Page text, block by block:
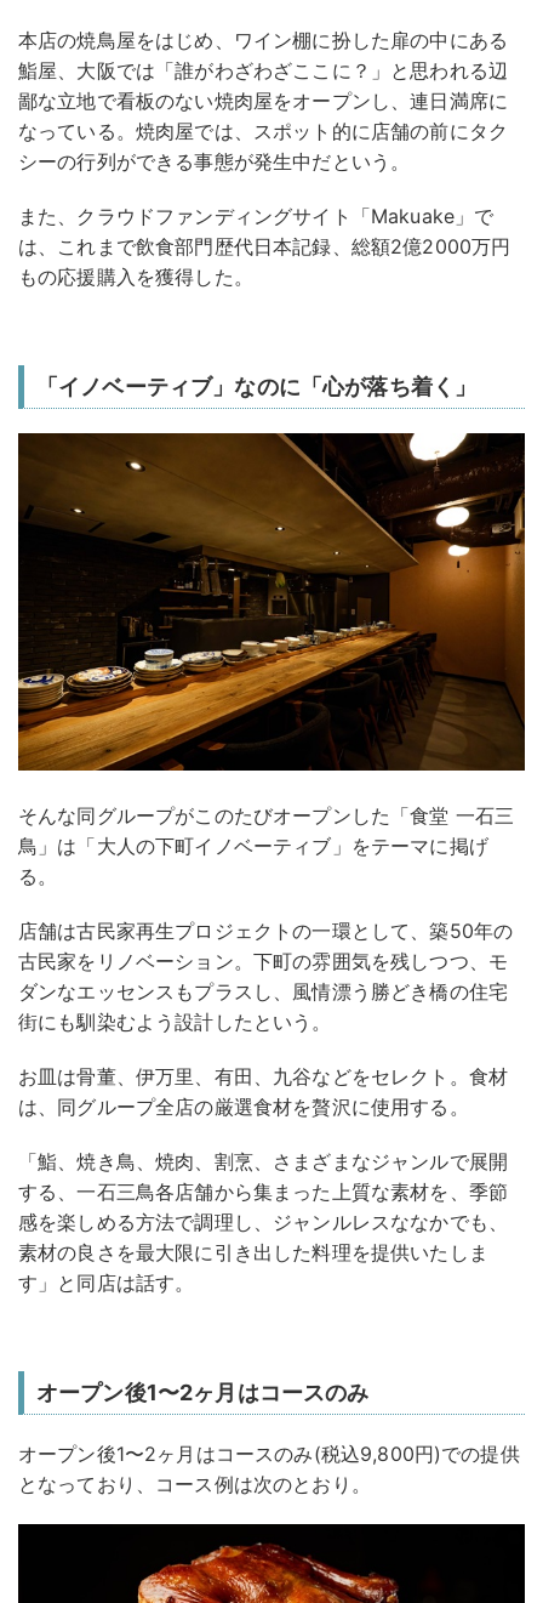
本店の焼鳥屋をはじめ、ワイン棚に扮した扉の中にある
鮨屋、大阪では「誰がわざわざここに？」と思われる辺
鄙な立地で看板のない焼肉屋をオープンし、連日満席に
なっている。焼肉屋では、スポット的に店舗の前にタク
シーの行列ができる事態が発生中だという。
また、クラウドファンディングサイト「Makuake」で
は、これまで飲食部門歴代日本記録、総額2億2000万円
もの応援購入を獲得した。
「イノベーティブ」なのに「心が落ち着く」
そんな同グループがこのたびオープンした「食堂 一石三
鳥」は「大人の下町イノベーティブ」をテーマに掲げ
る。
店舗は古民家再生プロジェクトの一環として、築50年の
古民家をリノベーション。下町の雰囲気を残しつつ、モ
ダンなエッセンスもプラスし、風情漂う勝どき橋の住宅
街にも馴染むよう設計したという。
お皿は骨董、伊万里、有田、九谷などをセレクト。食材
は、同グループ全店の厳選食材を贅沢に使用する。
「鮨、焼き鳥、焼肉、割烹、さまざまなジャンルで展開
する、一石三鳥各店舗から集まった上質な素材を、季節
感を楽しめる方法で調理し、ジャンルレスななかでも、
素材の良さを最大限に引き出した料理を提供いたしま
す」と同店は話す。
オープン後1〜2ヶ月はコースのみ
オープン後1〜2ヶ月はコースのみ(税込9,800円)での提供
となっており、コース例は次のとおり。